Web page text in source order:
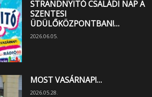
STRANDNYITÓ CSALÁDI NAP A
SZENTESI
ÜDÜLŐKÖZPONTBAN!…
2026.06.05.
MOST VASÁRNAP!…
2026.05.28.